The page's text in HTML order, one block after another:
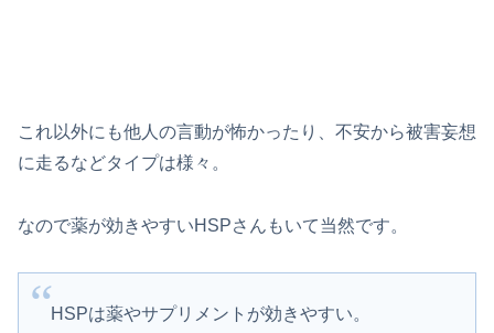
これ以外にも他人の言動が怖かったり、不安から被害妄想
に走るなどタイプは様々。
なので薬が効きやすいHSPさんもいて当然です。
HSPは薬やサプリメントが効きやすい。